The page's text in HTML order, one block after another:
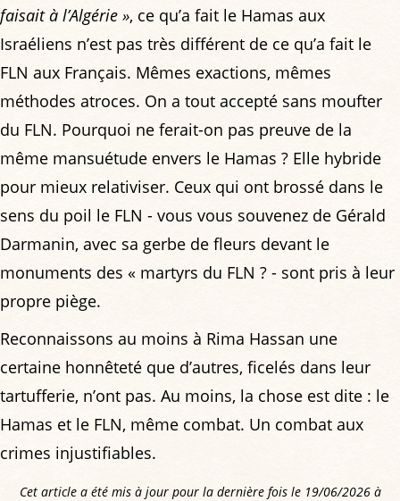
faisait à l’Algérie », ce qu’a fait le Hamas aux
Israéliens n’est pas très différent de ce qu’a fait le
FLN aux Français. Mêmes exactions, mêmes
méthodes atroces. On a tout accepté sans moufter
du FLN. Pourquoi ne ferait-on pas preuve de la
même mansuétude envers le Hamas ? Elle hybride
pour mieux relativiser. Ceux qui ont brossé dans le
sens du poil le FLN - vous vous souvenez de Gérald
Darmanin, avec sa gerbe de fleurs devant le
monuments des « martyrs du FLN ? - sont pris à leur
propre piège.
Reconnaissons au moins à Rima Hassan une
certaine honnêteté que d’autres, ficelés dans leur
tartufferie, n’ont pas. Au moins, la chose est dite : le
Hamas et le FLN, même combat. Un combat aux
crimes injustifiables.
Cet article a été mis à jour pour la dernière fois le 19/06/2026 à